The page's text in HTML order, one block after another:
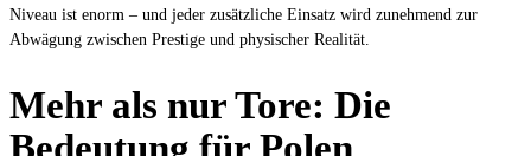
Niveau ist enorm – und jeder zusätzliche Einsatz wird zunehmend zur
Abwägung zwischen Prestige und physischer Realität.
Mehr als nur Tore: Die